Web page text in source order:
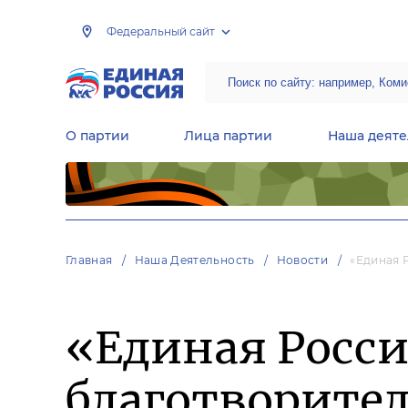
Федеральный сайт
О партии Лица партии Наша
Главная Наша Деятельность Новости «Единая
«Единая